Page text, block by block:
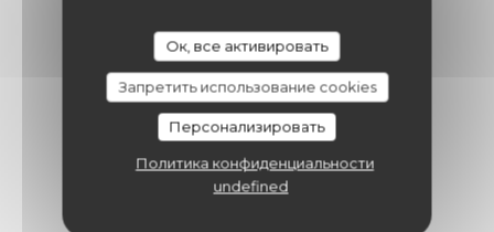
Ок, все активировать
Запретить использование cookies
Персонализировать
Политика конфиденциальности
undefined